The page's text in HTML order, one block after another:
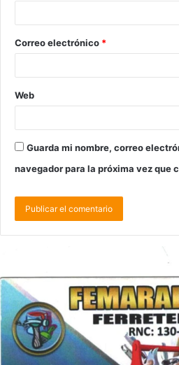
Correo electrónico *
Web
Guarda mi nombre, correo
navegador para la próxima vez que